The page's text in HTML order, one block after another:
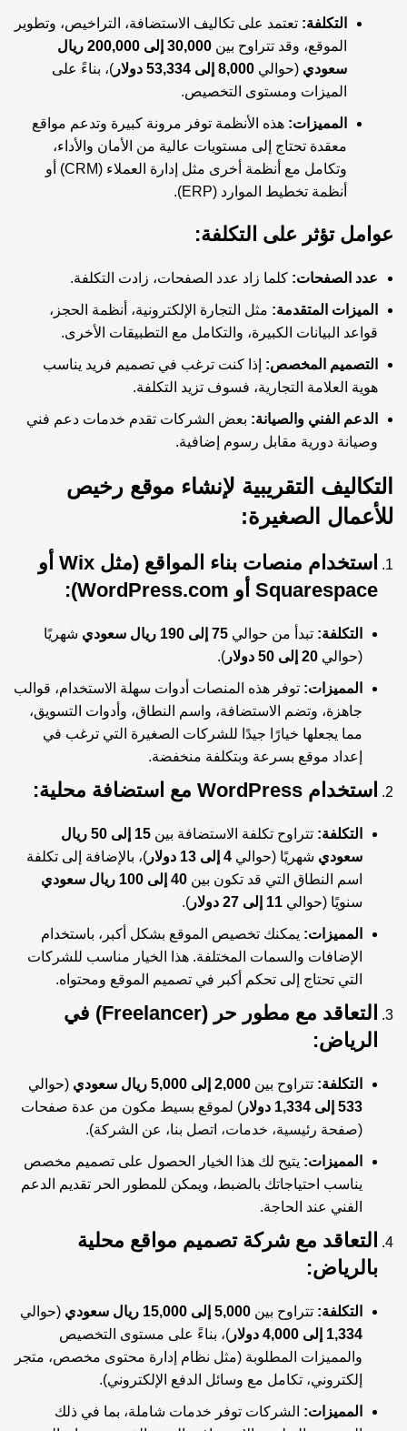
التكلفة: تعتمد على تكاليف الاستضافة، التراخيص، وتطوير
الموقع، وقد تتراوح بين
30,000 إلى 200,000 ريال
سعودي (حوالي 8,000 إلى 53,334 دولار
)، بناءً على
الميزات ومستوى التخصيص.
المميزات: هذه الأنظمة توفر مرونة كبيرة وتدعم مواقع
معقدة تحتاج إلى مستويات عالية من الأمان والأداء،
وتكامل مع أنظمة أخرى مثل إدارة العملاء (CRM) أو
أنظمة تخطيط الموارد (ERP).
عوامل تؤثر على التكلفة:
عدد الصفحات: كلما زاد عدد الصفحات، زادت التكلفة.
الميزات المتقدمة: مثل التجارة الإلكترونية، أنظمة الحجز،
قواعد البيانات الكبيرة، والتكامل مع التطبيقات الأخرى.
التصميم المخصص: إذا كنت ترغب في تصميم فريد يناسب
هوية العلامة التجارية، فسوف تزيد التكلفة.
الدعم الفني والصيانة: بعض الشركات تقدم خدمات دعم فني
وصيانة دورية مقابل رسوم إضافية.
التكاليف التقريبية لإنشاء موقع رخيص
للأعمال الصغيرة:
استخدام منصات بناء المواقع (مثل Wix أو
Squarespace أو WordPress.com):
التكلفة: تبدأ من حوالي 75 إلى 190 ريال سعودي
شهريًا
(حوالي 20 إلى 50 دولار ).
المميزات: توفر هذه المنصات أدوات سهلة الاستخدام، قوالب
جاهزة، وتضم الاستضافة، واسم النطاق، وأدوات التسويق،
مما يجعلها خيارًا جيدًا للشركات الصغيرة التي ترغب في
إعداد موقع بسرعة وبتكلفة منخفضة.
استخدام WordPress مع استضافة محلية:
التكلفة: تتراوح تكلفة الاستضافة بين
15 إلى 50 ريال
سعودي شهريًا (حوالي 4 إلى 13 دولار
)، بالإضافة إلى تكلفة
اسم النطاق التي قد تكون بين 40 إلى 100 ريال سعودي
سنويًا (حوالي 11 إلى 27 دولار ).
المميزات: يمكنك تخصيص الموقع بشكل أكبر، باستخدام
الإضافات والسمات المختلفة. هذا الخيار مناسب للشركات
التي تحتاج إلى تحكم أكبر في تصميم الموقع ومحتواه.
التعاقد مع مطور حر (Freelancer) في
الرياض:
التكلفة: تتراوح بين 2,000 إلى 5,000 ريال سعودي
(حوالي
533 إلى 1,334 دولار
) لموقع بسيط مكون من عدة صفحات
(صفحة رئيسية، خدمات، اتصل بنا، عن الشركة).
المميزات: يتيح لك هذا الخيار الحصول على تصميم مخصص
يناسب احتياجاتك بالضبط، ويمكن للمطور الحر تقديم الدعم
الفني عند الحاجة.
التعاقد مع شركة تصميم مواقع محلية
بالرياض:
التكلفة: تتراوح بين 5,000 إلى 15,000 ريال سعودي
(حوالي
1,334 إلى 4,000 دولار
)، بناءً على مستوى التخصيص
والمميزات المطلوبة (مثل نظام إدارة محتوى مخصص، متجر
إلكتروني، تكامل مع وسائل الدفع الإلكتروني).
المميزات: الشركات توفر خدمات شاملة، بما في ذلك